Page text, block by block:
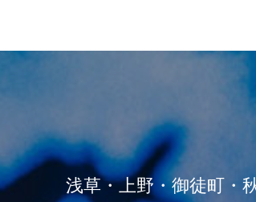
浅草・上野・御徒町・秋